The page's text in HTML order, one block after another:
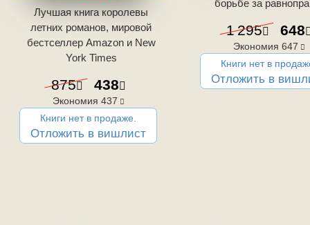
Лучшая книга королевы
летних романов, мировой
бестселлер Amazon и New
York Times
875 438
Экономия 437
Книги нет в продаже.
Отложить в вишлист
борьбе за
1 295 648
Экономия 647
Книги нет в
Отложить в